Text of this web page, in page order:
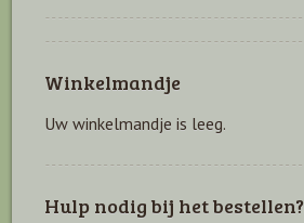
Winkelmandje
Uw winkelmandje is leeg.
Hulp nodig bij het bestellen?